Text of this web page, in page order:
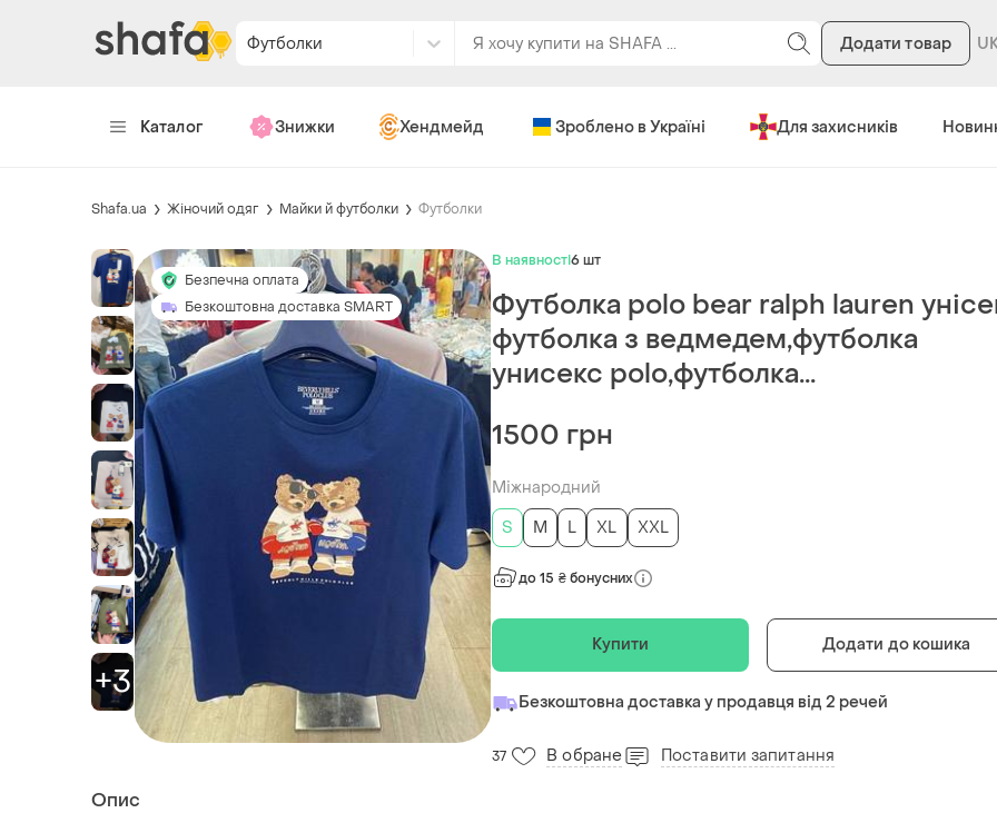
Футболки Додати товар
Каталог Знижки Хендмейд Зроблено в Україні Для захисників
Shafa.ua Жіночий одяг Майки й футболки Футболки
+3
Безпечна оплата
Безкоштовна доставка SMART
В наявності6 шт
Футболка polo bear ralph lauren
футболка з ведмедем,футболка
унисекс polo,футболка...
1500 грн
Міжнародний
S
M L XL XXL
до 15 ₴ бонусних
Купити Додати до кошика
Безкоштовна доставка у продавця від 2 речей
37 В обране Поставити запитання
Опис